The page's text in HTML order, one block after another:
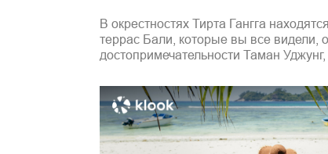
В окрестностях Тирта Гангга
террас Бали, которые вы все видели,
достопримечательности Таман